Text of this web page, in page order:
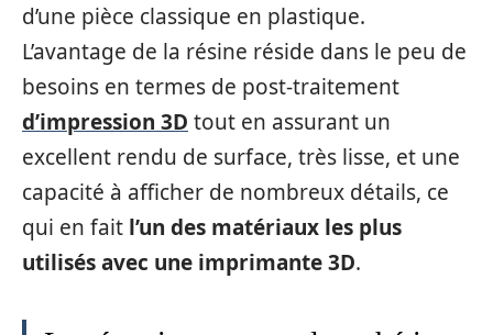
d’une pièce classique en plastique.
L’avantage de la résine réside dans le peu de
besoins en termes de post-traitement
d’impression 3D tout en assurant un
excellent rendu de surface, très lisse, et une
capacité à afficher de nombreux détails, ce
qui en fait l’un des matériaux les plus
utilisés avec une imprimante 3D.